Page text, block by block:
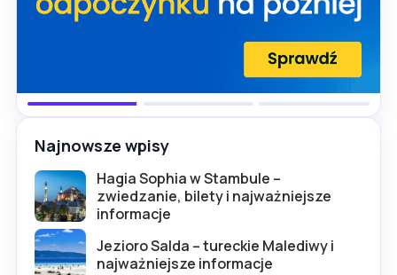
Najnowsze wpisy
Hagia Sophia w Stambule –
zwiedzanie, bilety i najważniejsze
informacje
Jezioro Salda – tureckie Malediwy i
najważniejsze informacje